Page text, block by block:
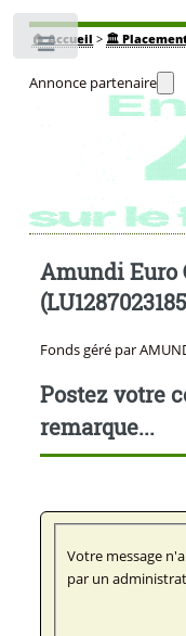
🏠Accueil > 🏛️
Annonce partenaire
Amundi Euro
Fonds géré par
Postez votre
remarque...
Votre message
par un
Toggle